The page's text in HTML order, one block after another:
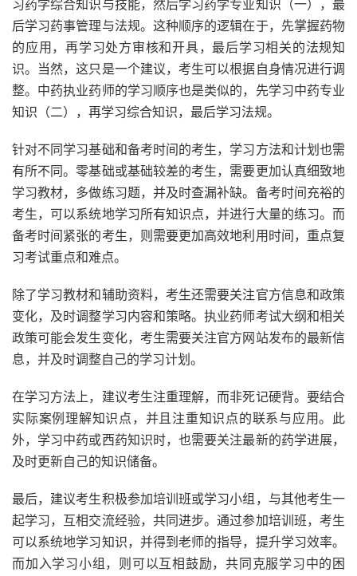
习药学综合知识与技能，然后学习药学专业知识（一），最
后学习药事管理与法规。这种顺序的逻辑在于，先掌握药物
的应用，再学习处方审核和开具，最后学习相关的法规知
识。当然，这只是一个建议，考生可以根据自身情况进行调
整。中药执业药师的学习顺序也是类似的，先学习中药专业
知识（二），再学习综合知识，最后学习法规。
针对不同学习基础和备考时间的考生，学习方法和计划也需
有所不同。零基础或基础较差的考生，需要更加认真细致地
学习教材，多做练习题，并及时查漏补缺。备考时间充裕的
考生，可以系统地学习所有知识点，并进行大量的练习。而
备考时间紧张的考生，则需要更加高效地利用时间，重点复
习考试重点和难点。
除了学习教材和辅助资料，考生还需要关注官方信息和政策
变化，及时调整学习内容和策略。执业药师考试大纲和相关
政策可能会发生变化，考生需要关注官方网站发布的最新信
息，并及时调整自己的学习计划。
在学习方法上，建议考生注重理解，而非死记硬背。要结合
实际案例理解知识点，并且注重知识点的联系与应用。此
外，学习中药或西药知识时，也需要关注最新的药学进展，
及时更新自己的知识储备。
最后，建议考生积极参加培训班或学习小组，与其他考生一
起学习，互相交流经验，共同进步。通过参加培训班，考生
可以系统地学习知识，并得到老师的指导，提升学习效率。
而加入学习小组，则可以互相鼓励，共同克服学习中的困